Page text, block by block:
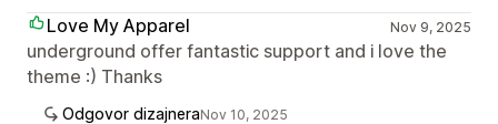
Love My Apparel
Nov 9, 2025
underground offer fantastic support and i love the
theme :) Thanks
Odgovor dizajneraNov 10, 2025